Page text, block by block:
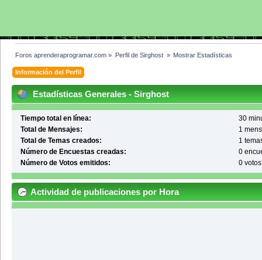
Foros aprenderaprogramar.com » Perfil de Sirghost » Mostrar Estadísticas
Información del Perfil
Estadísticas Generales - Sirghost
Tiempo total en línea:
30
Total de Mensajes:
1
Total de Temas creados:
1
Número de Encuestas creadas:
0
Número de Votos emitidos:
0 votos
Actividad de publicaciones por Hora